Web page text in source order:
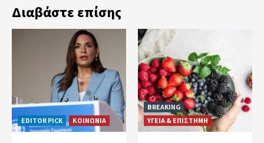
Διαβάστε επίσης
EDITOR PICK ΚΟΙΝΩΝΙΑ
BREAKING
ΥΓΕΙΑ & ΕΠΙΣΤΗΜΗ